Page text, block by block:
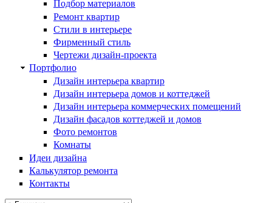
Подбор материалов
Ремонт квартир
Стили в интерьере
Фирменный стиль
Чертежи дизайн-проекта
Портфолио
Дизайн интерьера квартир
Дизайн интерьера домов и коттеджей
Дизайн интерьера коммерческих помещений
Дизайн фасадов коттеджей и домов
Фото ремонтов
Комнаты
Идеи дизайна
Калькулятор ремонта
Контакты